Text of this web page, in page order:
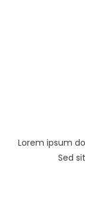
Lorem ipsum
Sed